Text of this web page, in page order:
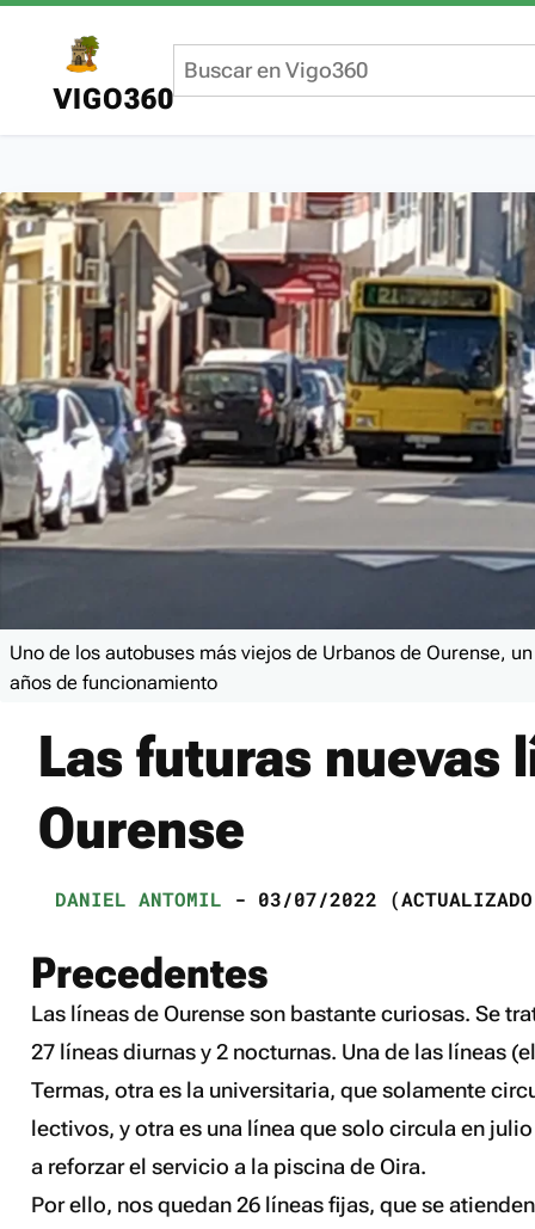
VIGO360
Uno de los autobuses más viejos de Urbanos de Ourense,
años de funcionamiento
Las futuras nuevas
Ourense
DANIEL ANTOMIL - 03/07/2022
Precedentes
Las líneas de Ourense son bastante curiosas. Se
27 líneas diurnas y 2 nocturnas. Una de las líneas
Termas, otra es la universitaria, que solamente
lectivos, y otra es una línea que solo circula en
a reforzar el servicio a la piscina de Oira.
Por ello, nos quedan 26 líneas fijas, que se